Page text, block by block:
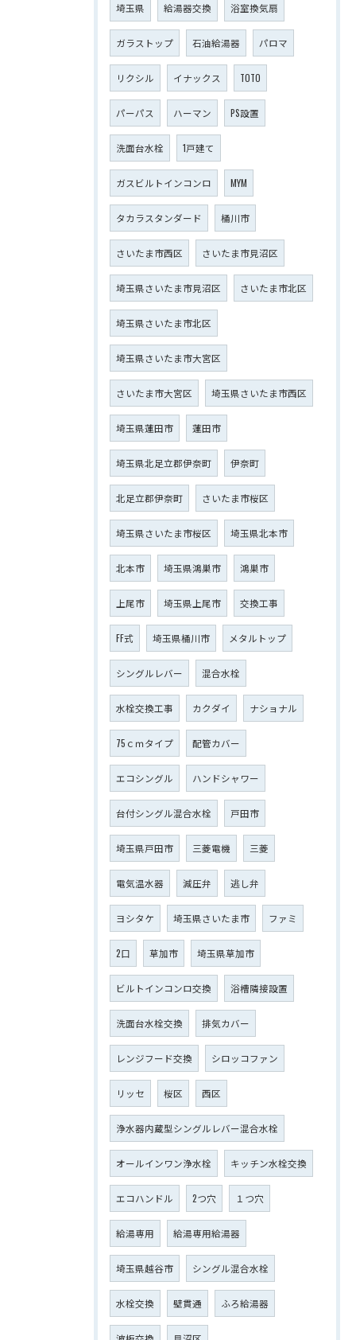
埼玉県 給湯器交換 浴室換気扇
ガラストップ 石油給湯器 パロマ
リクシル イナックス TOTO
パーパス ハーマン PS設置
洗面台水栓 1戸建て
ガスビルトインコンロ MYM
タカラスタンダード 桶川市
さいたま市西区 さいたま市見沼区
埼玉県さいたま市見沼区 さいたま市北区
埼玉県さいたま市北区
埼玉県さいたま市大宮区
さいたま市大宮区 埼玉県さいたま市西区
埼玉県蓮田市 蓮田市
埼玉県北足立郡伊奈町 伊奈町
北足立郡伊奈町 さいたま市桜区
埼玉県さいたま市桜区 埼玉県北本市
北本市 埼玉県鴻巣市 鴻巣市
上尾市 埼玉県上尾市 交換工事
FF式 埼玉県桶川市 メタルトップ
シングルレバー 混合水栓
水栓交換工事 カクダイ ナショナル
75ｃｍタイプ 配管カバー
エコシングル ハンドシャワー
台付シングル混合水栓 戸田市
埼玉県戸田市 三菱電機 三菱
電気温水器 減圧弁 逃し弁
ヨシタケ 埼玉県さいたま市 ファミ
2口 草加市 埼玉県草加市
ビルトインコンロ交換 浴槽隣接設置
洗面台水栓交換 排気カバー
レンジフード交換 シロッコファン
リッセ 桜区 西区
浄水器内蔵型シングルレバー混合水栓
オールインワン浄水栓 キッチン水栓交換
エコハンドル 2つ穴 １つ穴
給湯専用 給湯専用給湯器
埼玉県越谷市 シングル混合水栓
水栓交換 壁貫通 ふろ給湯器